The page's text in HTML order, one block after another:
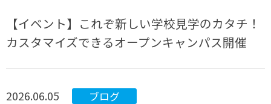
【イベント】これぞ新しい学校見学のカタチ！
カスタマイズできるオープンキャンパス開催
2026.06.05 ブログ